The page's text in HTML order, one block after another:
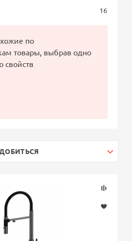
16
по
товары, выбрав одно
свойств